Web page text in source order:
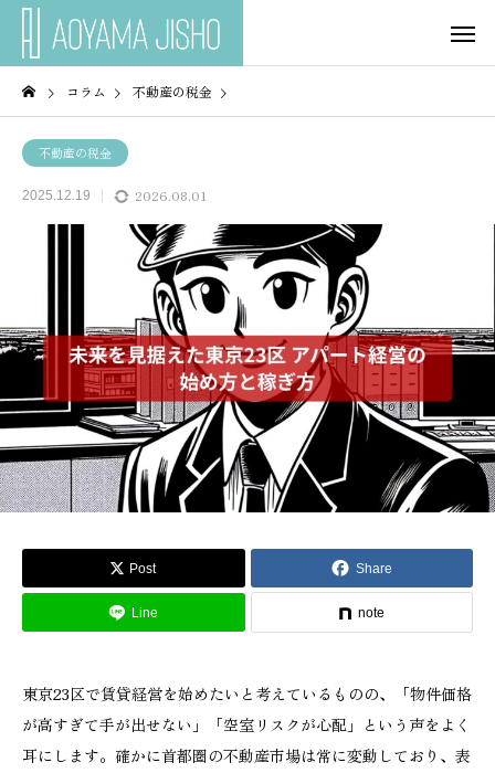
コラム 不動産の税金
不動産の税金
2025.12.19 2026.08.01
Post Share
Line note
東京23区で賃貸経営を始めたいと考えているものの、「物件価格
が高すぎて手が出せない」「空室リスクが心配」という声をよく
耳にします。確かに首都圏の不動産市場は常に変動しており、表